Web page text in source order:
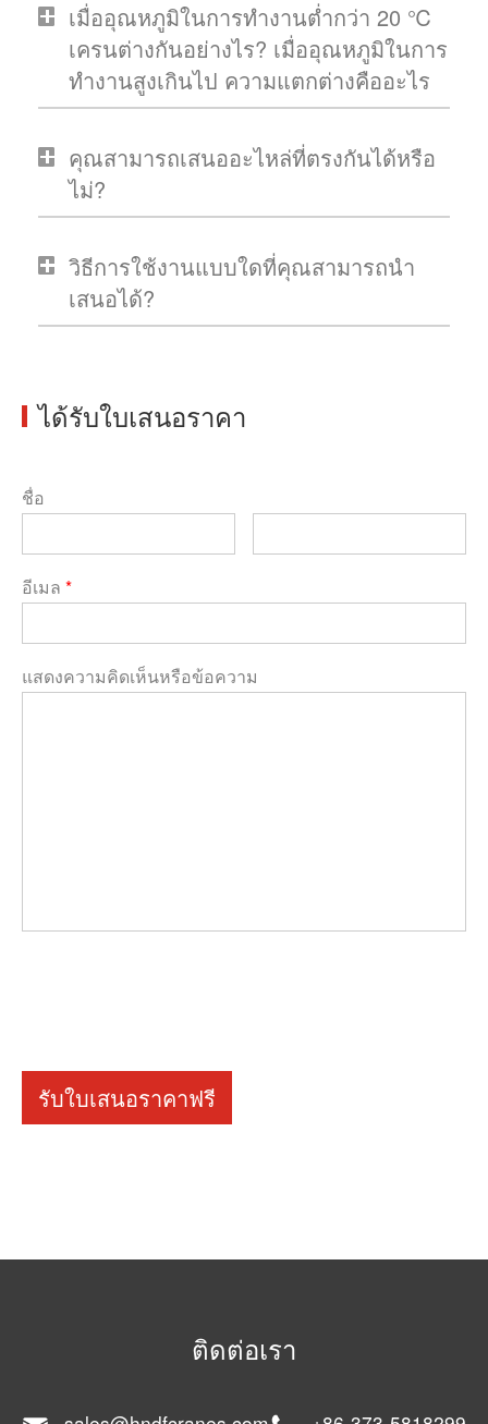
เมื่ออุณหภูมิในการทำงานต่ำกว่า 20 ℃
เครนต่างกันอย่างไร? เมื่ออุณหภูมิในการ
ทำงานสูงเกินไป ความแตกต่างคืออะไร
คุณสามารถเสนออะไหล่ที่ตรงกันได้หรือ
ไม่?
วิธีการใช้งานแบบใดที่คุณสามารถนำ
เสนอได้?
ได้รับใบเสนอราคา
ชื่อ
อีเมล *
แสดงความคิดเห็นหรือข้อความ
รับใบเสนอราคาฟรี
ติดต่อเรา